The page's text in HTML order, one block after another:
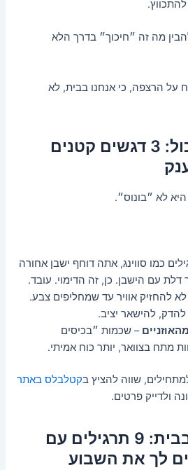
מה זה ״חיכוך״ בדרך הלא
על הרצפה, כי אנחנו בבית, לא
טכניקה לפני הכול: 3 דגשים קטנים
לא ״בונוס״.
כמו סווינג, אתה דוחף ישבן אחורה
עם הישבן. כן, זה הדימוי. עובד.
להחזיק אוויר עד שמחליפים צבע.
להישאר יציב.
– שכמות ״בכיסים
מתח בצוואר, יותר כוח אמיתי.
שווה להציץ בקטלבלס באתר
ולדייק פרטים.
אימון גוף מלא בבית: 9 תרגילים עם
לך את השבוע